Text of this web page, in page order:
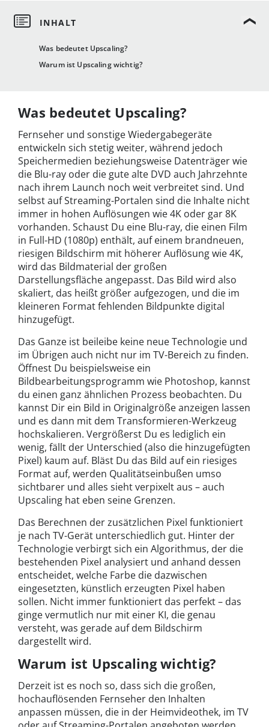
Was bedeutet Upscaling?
Warum ist Upscaling wichtig?
Was bedeutet Upscaling?
Fernseher und sonstige Wiedergabegeräte
entwickeln sich stetig weiter, während jedoch
Speichermedien beziehungsweise Datenträger wie
die Blu-ray oder die gute alte DVD auch Jahrzehnte
nach ihrem Launch noch weit verbreitet sind. Und
selbst auf Streaming-Portalen sind die Inhalte nicht
immer in hohen Auflösungen wie 4K oder gar 8K
vorhanden. Schaust Du eine Blu-ray, die einen Film
in Full-HD (1080p) enthält, auf einem brandneuen,
riesigen Bildschirm mit höherer Auflösung wie 4K,
wird das Bildmaterial der großen
Darstellungsfläche angepasst. Das Bild wird also
skaliert, das heißt größer aufgezogen, und die im
kleineren Format fehlenden Bildpunkte digital
hinzugefügt.
Das Ganze ist beileibe keine neue Technologie und
im Übrigen auch nicht nur im TV-Bereich zu finden.
Öffnest Du beispielsweise ein
Bildbearbeitungsprogramm wie Photoshop, kannst
du einen ganz ähnlichen Prozess beobachten. Du
kannst Dir ein Bild in Originalgröße anzeigen lassen
und es dann mit dem Transformieren-Werkzeug
hochskalieren. Vergrößerst Du es lediglich ein
wenig, fällt der Unterschied (also die hinzugefügten
Pixel) kaum auf. Bläst Du das Bild auf ein riesiges
Format auf, werden Qualitätseinbußen umso
sichtbarer und alles sieht verpixelt aus – auch
Upscaling hat eben seine Grenzen.
Das Berechnen der zusätzlichen Pixel funktioniert
je nach TV-Gerät unterschiedlich gut. Hinter der
Technologie verbirgt sich ein Algorithmus, der die
bestehenden Pixel analysiert und anhand dessen
entscheidet, welche Farbe die dazwischen
eingesetzten, künstlich erzeugten Pixel haben
sollen. Nicht immer funktioniert das perfekt – das
ginge vermutlich nur mit einer KI, die genau
versteht, was gerade auf dem Bildschirm
dargestellt wird.
Warum ist Upscaling wichtig?
Derzeit ist es noch so, dass sich die großen,
hochauflösenden Fernseher den Inhalten
anpassen müssen, die in der Heimvideothek, im TV